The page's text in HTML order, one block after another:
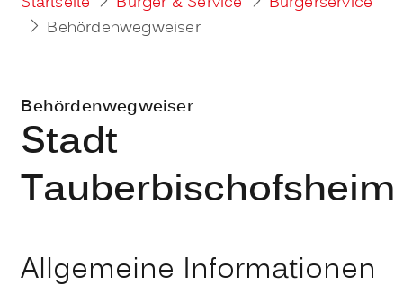
Behördenwegweiser
Behördenwegweiser
Stadt
Tauberbischofsheim
Allgemeine Informationen